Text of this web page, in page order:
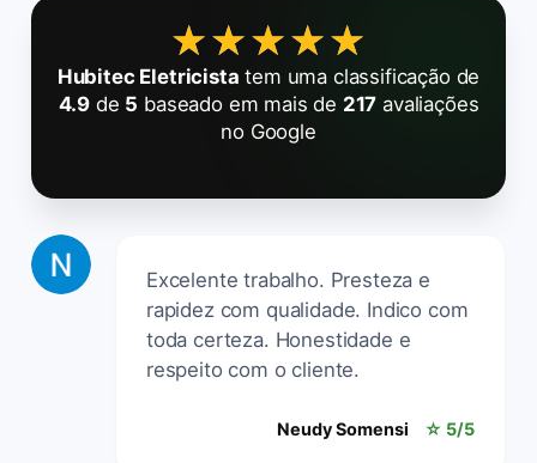
★★★★★
★★★★★
Hubitec Eletricista tem uma classificação de
4.9 de 5 baseado em mais de 217 avaliações
no Google
Excelente trabalho. Presteza e
rapidez com qualidade. Indico com
toda certeza. Honestidade e
respeito com o cliente.
Neudy Somensi ☆ 5/5